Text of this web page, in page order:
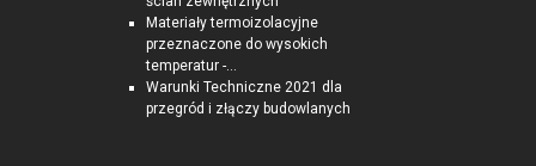
Materiały termoizolacyjne
przeznaczone do wysokich
temperatur -...
Warunki Techniczne 2021 dla
przegród i złączy budowlanych